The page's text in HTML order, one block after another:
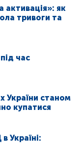
активація»: як
тривоги та
час
України станом
купатися
Україні: